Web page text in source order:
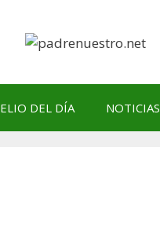
DEL DÍA NOTICIAS